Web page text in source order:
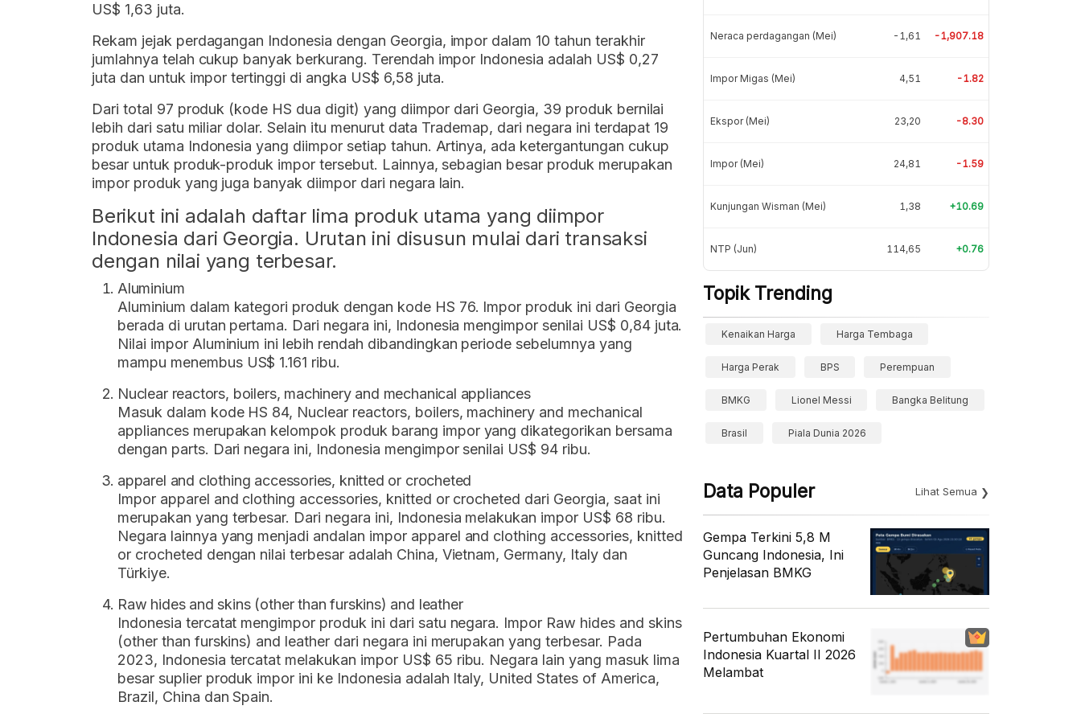
US$ 1,63 juta.
Rekam jejak perdagangan Indonesia dengan Georgia, impor dalam 10 tahun terakhir
jumlahnya telah cukup banyak berkurang. Terendah impor Indonesia adalah US$ 0,27
juta dan untuk impor tertinggi di angka US$ 6,58 juta.
Dari total 97 produk (kode HS dua digit) yang diimpor dari Georgia, 39 produk bernilai
lebih dari satu miliar dolar. Selain itu menurut data Trademap, dari negara ini terdapat 19
produk utama Indonesia yang diimpor setiap tahun. Artinya, ada ketergantungan cukup
besar untuk produk-produk impor tersebut. Lainnya, sebagian besar produk merupakan
impor produk yang juga banyak diimpor dari negara lain.
Berikut ini adalah daftar lima produk utama yang diimpor
Indonesia dari Georgia. Urutan ini disusun mulai dari transaksi
dengan nilai yang terbesar.
Aluminium
Aluminium dalam kategori produk dengan kode HS 76. Impor produk ini dari Georgia
berada di urutan pertama. Dari negara ini, Indonesia mengimpor senilai US$ 0,84 juta.
Nilai impor Aluminium ini lebih rendah dibandingkan periode sebelumnya yang
mampu menembus US$ 1.161 ribu.
Nuclear reactors, boilers, machinery and mechanical appliances
Masuk dalam kode HS 84, Nuclear reactors, boilers, machinery and mechanical
appliances merupakan kelompok produk barang impor yang dikategorikan bersama
dengan parts. Dari negara ini, Indonesia mengimpor senilai US$ 94 ribu.
apparel and clothing accessories, knitted or crocheted
Impor apparel and clothing accessories, knitted or crocheted dari Georgia, saat ini
merupakan yang terbesar. Dari negara ini, Indonesia melakukan impor US$ 68 ribu.
Negara lainnya yang menjadi andalan impor apparel and clothing accessories, knitted
or crocheted dengan nilai terbesar adalah China, Vietnam, Germany, Italy dan
Türkiye.
Raw hides and skins (other than furskins) and leather
Indonesia tercatat mengimpor produk ini dari satu negara. Impor Raw hides and skins
(other than furskins) and leather dari negara ini merupakan yang terbesar. Pada
2023, Indonesia tercatat melakukan impor US$ 65 ribu. Negara lain yang masuk lima
besar suplier produk impor ini ke Indonesia adalah Italy, United States of America,
Brazil, China dan Spain.
Neraca perdagangan (Mei) -1,61 -1,907.18
Impor Migas (Mei) 4,51 -1.82
Ekspor (Mei) 23,20 -8.30
Impor (Mei) 24,81 -1.59
Kunjungan Wisman (Mei) 1,38 +10.69
NTP (Jun) 114,65 +0.76
Topik Trending
Kenaikan Harga Harga Tembaga
Harga Perak BPS Perempuan
BMKG Lionel Messi Bangka Belitung
Brasil Piala Dunia 2026
Data Populer Lihat Semua
Gempa Terkini 5,8 M
Guncang Indonesia, Ini
Penjelasan BMKG
Pertumbuhan Ekonomi
Indonesia Kuartal II 2026
Melambat